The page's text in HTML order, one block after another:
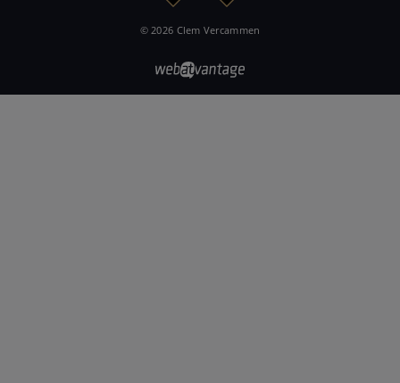
© 2026 Clem Vercammen